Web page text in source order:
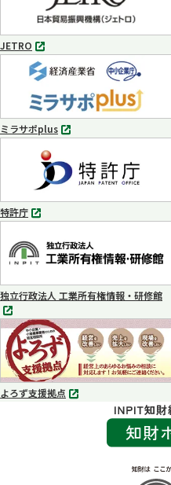
開
く
JETRO
別
タ
ブ
で
開
く
ミラサポplus
別
ブ
で
開
く
特許庁
別
ブ
で
く
独立行政法人 工業所有権情報・研修館
別
タ
ブ
で
よろず支援拠点
別